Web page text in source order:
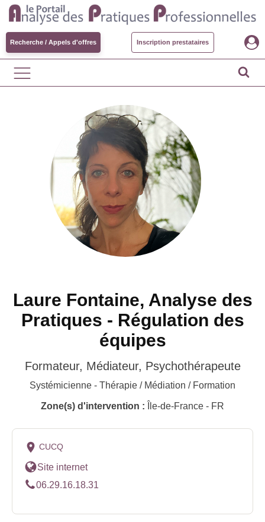
Recherche / Appels d'offres Inscription prestataires
Laure Fontaine, Analyse des
Pratiques - Régulation des
équipes
Formateur, Médiateur, Psychothérapeute
Systémicienne - Thérapie / Médiation / Formation
Zone(s) d'intervention : Île-de-France - FR
CUCQ
Site internet
06.29.16.18.31